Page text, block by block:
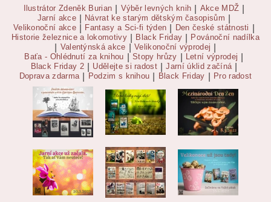
Ilustrátor Zdeněk Burian Výběr levných knih Akce MDŽ
Jarní akce Návrat ke starým dětským časopisům
Velikonoční akce Fantasy a Sci-fi týden Den české státnosti
Historie železnice a lokomotivy Black Friday Povánoční nadílka
Valentýnská akce Velikonoční výprodej
Baťa - Ohlédnutí za knihou Stopy hrůzy Letní výprodej
Black Friday 2 Udělejte si radost Jarní úklid začíná
Doprava zdarma Podzim s knihou Black Friday Pro radost